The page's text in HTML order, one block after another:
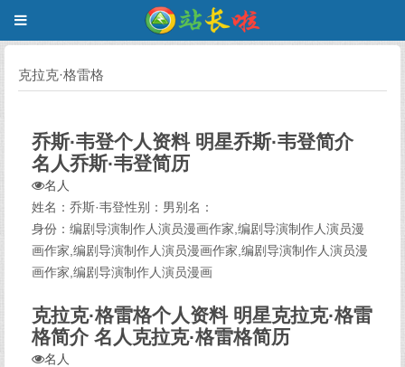
克拉克·格雷格
乔斯·韦登个人资料 明星乔斯·韦登简介
名人乔斯·韦登简历
名人
姓名：乔斯·韦登性别：男别名：
身份：编剧导演制作人演员漫画作家,编剧导演制作人演员漫
画作家,编剧导演制作人演员漫画作家,编剧导演制作人演员漫
画作家,编剧导演制作人演员漫画
克拉克·格雷格个人资料 明星克拉克·格雷
格简介 名人克拉克·格雷格简历
名人